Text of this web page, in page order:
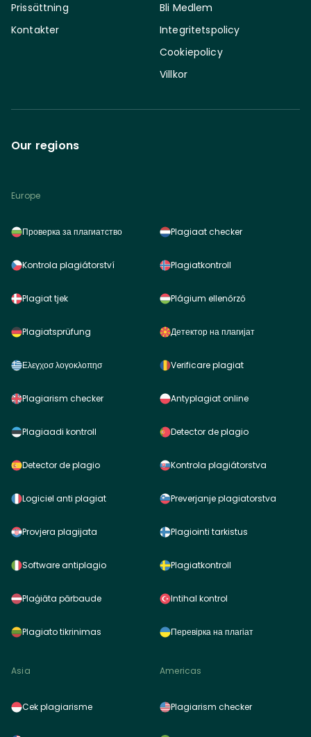
Prissättning
Kontakter
Bli Medlem
Integritetspolicy
Cookiepolicy
Villkor
Our regions
Europe
Проверка за плагиатство
Kontrola plagiátorství
Plagiat tjek
Plagiatsprüfung
Ελεγχοσ λογοκλοπησ
Plagiarism checker
Plagiaadi kontroll
Detector de plagio
Logiciel anti plagiat
Provjera plagijata
Software antiplagio
Plaģiāta pārbaude
Plagiato tikrinimas
Plagiaat checker
Plagiatkontroll
Plágium ellenőrző
Детектор на плагијат
Verificare plagiat
Antyplagiat online
Detector de plagio
Kontrola plagiátorstva
Preverjanje plagiatorstva
Plagiointi tarkistus
Plagiatkontroll
Intihal kontrol
Перевірка на плагіат
Asia
Cek plagiarisme
Americas
Plagiarism checker